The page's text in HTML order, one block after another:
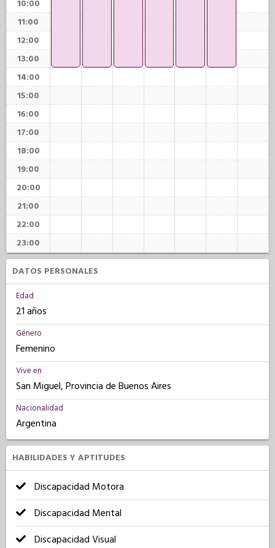
10:00
11:00
12:00
13:00
14:00
15:00
16:00
17:00
18:00
19:00
20:00
21:00
22:00
23:00
DATOS PERSONALES
Edad
21 años
Género
Femenino
Vive en
San Miguel, Provincia de Buenos Aires
Nacionalidad
Argentina
HABILIDADES Y APTITUDES
Discapacidad Motora
Discapacidad Mental
Discapacidad Visual